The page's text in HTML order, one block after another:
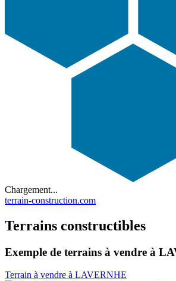
Chargement...
terrain-construction.com
Terrains constructibles
Exemple de terrains à vendre à
Terrain à vendre à LAVERNHE